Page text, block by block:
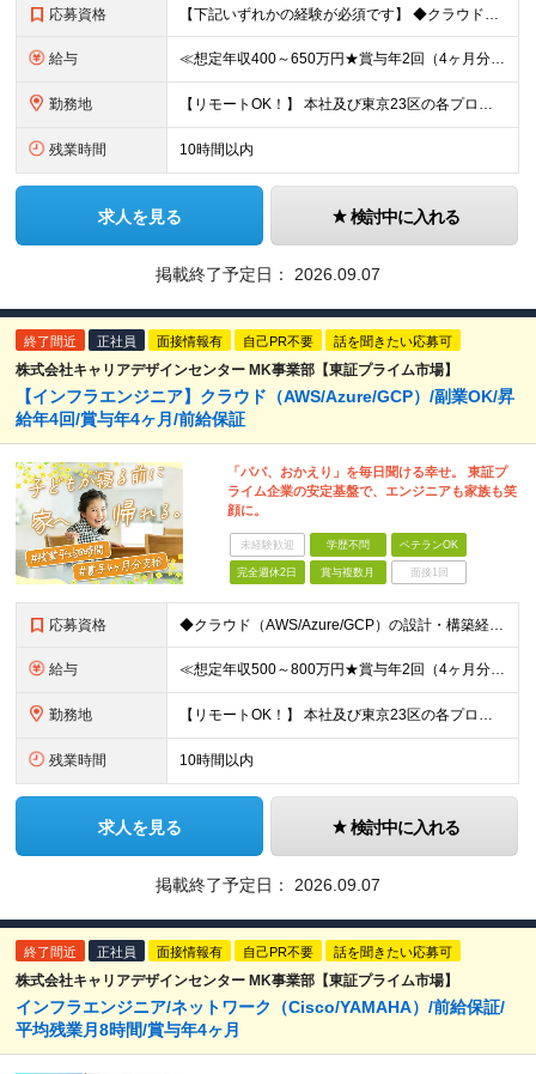
応募資格 【下記いずれかの経験が必須です】 ◆クラウド（AWS/Azure）の設計・構築経験がある方 ◆サーバー設計構築、運用保守経験がある方 ※学歴不問 【こんな方をお待ちしています！】 ■上場企業×複数事
給与 ≪想定年収400～650万円★賞与年2回（4ヶ月分）★≫ 月給25万円～41.5万円＋賞与年2回（4カ月分）＋各種手当＋残業代全額支給 ※試用期間は3ヶ月。その間の給与・待遇に差異はありません ＼明
勤務地 【リモートOK！】 本社及び東京23区の各プロジェクト先での勤務となります ※転居を伴う転勤はありません 本社／東京都港区赤坂3-21-20 赤坂ロングビーチビル ★就業場所の変更の範囲：会社が定
残業時間 10時間以内
求人を見る 検討中に入れる
掲載終了予定日： 2026.09.07
終了間近 正社員 面接情報有 自己PR不要 話を聞きたい応募可
株式会社キャリアデザインセンター MK事業部【東証プライム市場】
【インフラエンジニア】クラウド（AWS/Azure/GCP）/副業OK/昇
給年4回/賞与年4ヶ月/前給保証
「パパ、おかえり」を毎日聞ける幸せ。 東証プ
ライム企業の安定基盤で、エンジニアも家族も笑
顔に。
未経験歓迎 学歴不問 ベテランOK
完全週休2日 賞与複数月 面接1回
応募資格 ◆クラウド（AWS/Azure/GCP）の設計・構築経験がある方 ※学歴不問 【こんな方をお待ちしています！】 ■運用保守の経験から今後上流にチャレンジしたい人も歓迎 ■上場企業×複数事業運営の安定
給与 ≪想定年収500～800万円★賞与年2回（4ヶ月分）★≫ □■上流経験者■□ 月給41万5000円～73万円＋賞与（年2回）＋各種手当 □■経験者■□ 月給32万5000円～＋賞与（年2回）＋各種手
勤務地 【リモートOK！】 本社及び東京23区の各プロジェクト先での勤務となります ※転居を伴う転勤はありません 本社／東京都港区赤坂3-21-20 赤坂ロングビーチビル ★就業場所の変更の範囲：会社が定
残業時間 10時間以内
求人を見る 検討中に入れる
掲載終了予定日： 2026.09.07
終了間近 正社員 面接情報有 自己PR不要 話を聞きたい応募可
株式会社キャリアデザインセンター MK事業部【東証プライム市場】
インフラエンジニア/ネットワーク（Cisco/YAMAHA）/前給保証/
平均残業月8時間/賞与年4ヶ月